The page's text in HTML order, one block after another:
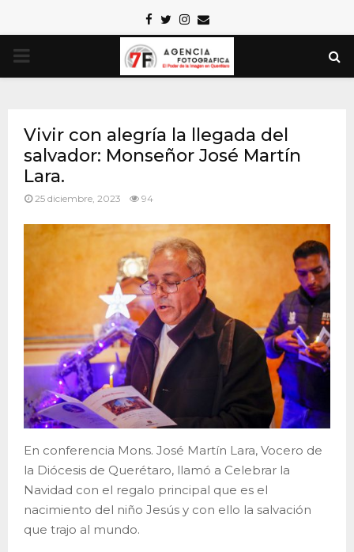
Facebook
TwitterInstagram
Email
PRIMARY
Vivir con alegría la llegada del
salvador: Monseñor José Martín
Lara.
25 diciembre, 2023 94
En conferencia Mons. José Martín Lara, Vocero de
la Diócesis de Querétaro, llamó a Celebrar la
Navidad con el regalo principal que es el
nacimiento del niño Jesús y con ello la salvación
que trajo al mundo.